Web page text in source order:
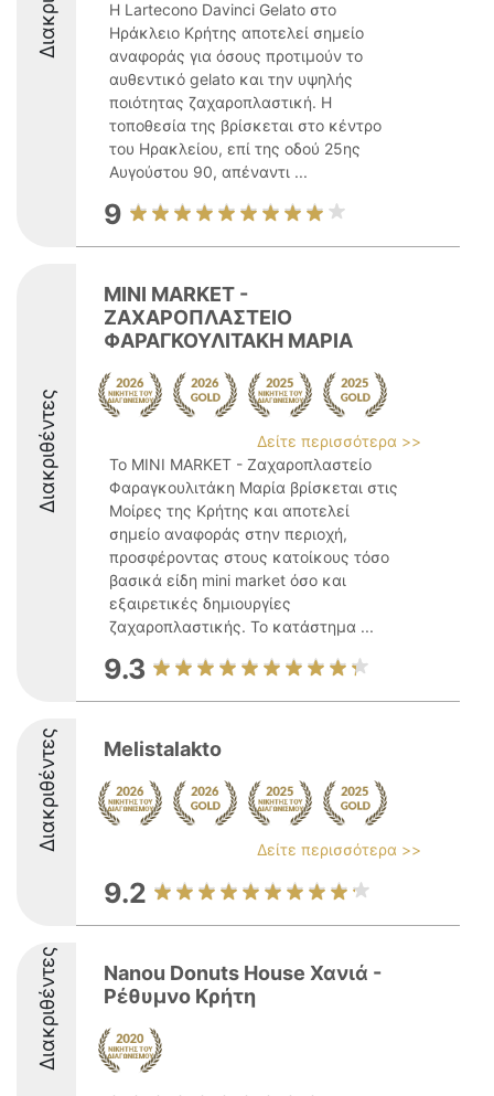
Η Lartecono Davinci Gelato στο
Ηράκλειο Κρήτης αποτελεί σημείο
αναφοράς για όσους προτιμούν το
αυθεντικό gelato και την υψηλής
ποιότητας ζαχαροπλαστική. Η
τοποθεσία της βρίσκεται στο κέντρο
του Ηρακλείου, επί της οδού 25ης
Αυγούστου 90, απέναντι ...
9
Διακριθέντες
MINI MARKET -
ΖΑΧΑΡΟΠΛΑΣΤΕΙΟ
ΦΑΡΑΓΚΟΥΛΙΤΑΚΗ ΜΑΡΙΑ
Δείτε περισσότερα >>
Το MINI MARKET - Ζαχαροπλαστείο
Φαραγκουλιτάκη Μαρία βρίσκεται στις
Μοίρες της Κρήτης και αποτελεί
σημείο αναφοράς στην περιοχή,
προσφέροντας στους κατοίκους τόσο
βασικά είδη mini market όσο και
εξαιρετικές δημιουργίες
ζαχαροπλαστικής. Το κατάστημα ...
9.3
Διακριθέντες Melistalakto
Δείτε περισσότερα >>
9.2
Διακριθέντες
Nanou Donuts House Χανιά -
Ρέθυμνο Κρήτη